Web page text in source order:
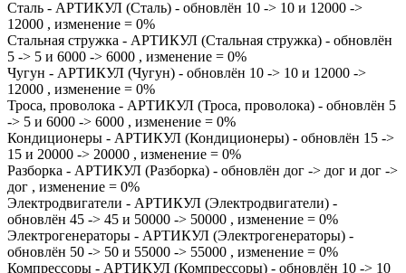
Сталь - АРТИКУЛ (Сталь) - обновлён 10 -> 10 и 12000 ->
12000 , изменение = 0%
Стальная стружка - АРТИКУЛ (Стальная стружка) - обновлён
5 -> 5 и 6000 -> 6000 , изменение = 0%
Чугун - АРТИКУЛ (Чугун) - обновлён 10 -> 10 и 12000 ->
12000 , изменение = 0%
Троса, проволока - АРТИКУЛ (Троса, проволока) - обновлён 5
-> 5 и 6000 -> 6000 , изменение = 0%
Кондиционеры - АРТИКУЛ (Кондиционеры) - обновлён 15 ->
15 и 20000 -> 20000 , изменение = 0%
Разборка - АРТИКУЛ (Разборка) - обновлён дог -> дог и дог ->
дог , изменение = 0%
Электродвигатели - АРТИКУЛ (Электродвигатели) -
обновлён 45 -> 45 и 50000 -> 50000 , изменение = 0%
Электрогенераторы - АРТИКУЛ (Электрогенераторы) -
обновлён 50 -> 50 и 55000 -> 55000 , изменение = 0%
Компрессоры - АРТИКУЛ (Компрессоры) - обновлён 10 -> 10